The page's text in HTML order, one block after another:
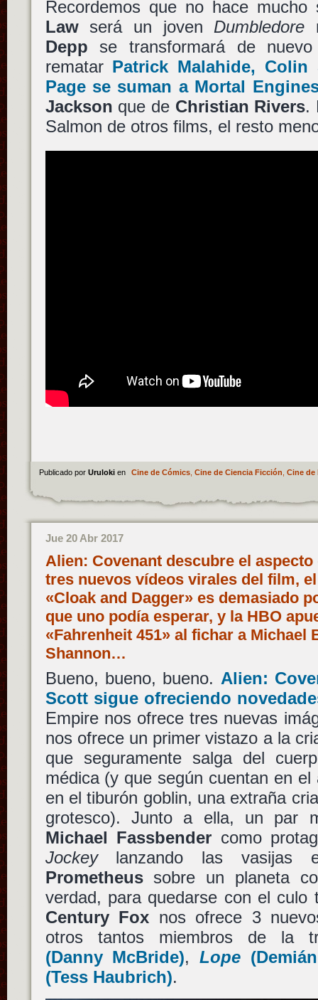
Recordemos que no hace
Lawserá un joven Dumbledore
Depp se transformará de
rematar Patrick Malahide, Colin
Pagese suman a Mortal
Jackson que de Christian Rivers.
Salmon de otros films, el resto
Publicado por Uruloki en Cine de Cómics, Cine de Ciencia Ficción Cine de
Jue 20 Abr 2017
Alien: Covenant descubre el
tres nuevos vídeos virales del film,
«Cloak and Dagger» es demasiado
que uno podía esperar, y la HBO
«Fahrenheit 451» al fichar a Michael
Shannon…
Bueno, bueno, bueno. Alien:
Scottsigue ofreciendo
Empire nos ofrece tres nuevas
nos ofrece un primer vistazo a la
que seguramente salga del
médica (y que según cuentan en
en el tiburón goblin, una extraña
grotesco). Junto a ella, un par
Michael Fassbender como
Jockeylanzando las vasijas
Prometheussobre un planeta
verdad, para quedarse con el
Century Fox nos ofrece 3
otros tantos miembros de la
(Danny McBride),Lope (
(Tess Haubrich).